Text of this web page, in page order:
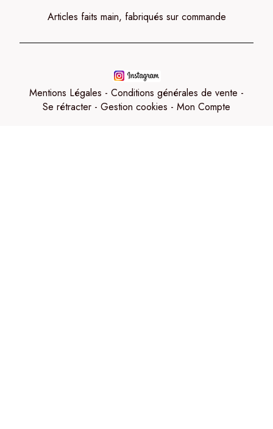
Articles faits main, fabriqués sur commande
Mentions Légales
Conditions générales de vente
Se rétracter
Gestion cookies Mon Compte